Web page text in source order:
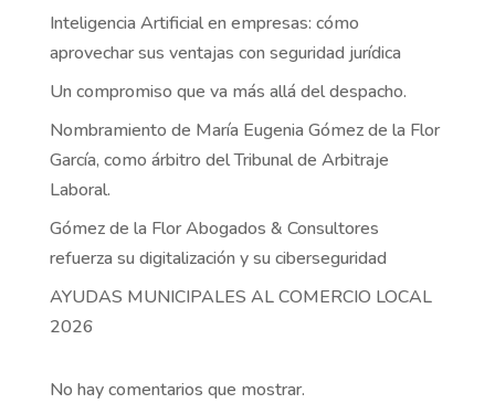
Inteligencia Artificial en empresas: cómo
aprovechar sus ventajas con seguridad jurídica
Un compromiso que va más allá del despacho.
Nombramiento de María Eugenia Gómez de la Flor
García, como árbitro del Tribunal de Arbitraje
Laboral.
Gómez de la Flor Abogados & Consultores
refuerza su digitalización y su ciberseguridad
AYUDAS MUNICIPALES AL COMERCIO LOCAL
2026
No hay comentarios que mostrar.